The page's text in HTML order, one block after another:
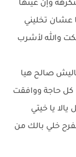
وإن عينها
عشان تخليني
والله لأشرب
صالح هيا
حاجة ووافقت
يالا يا خيتي
خلي بالك من